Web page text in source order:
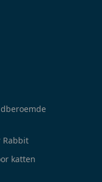
Rabbit
katten